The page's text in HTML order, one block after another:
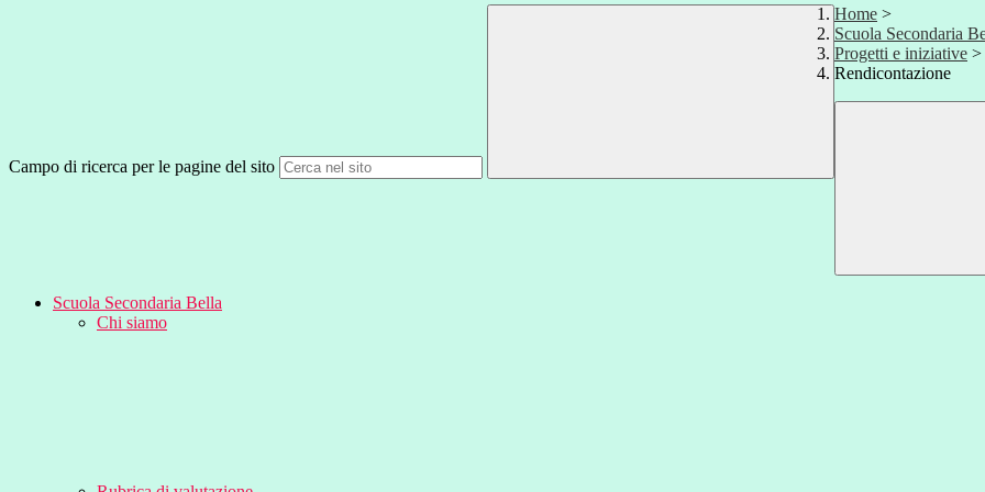
Campo di ricerca per le pagine del sito
Home >
Scuola Secondaria
Progetti e iniziative >
Rendicontazione
Scuola Secondaria Bella
Chi siamo